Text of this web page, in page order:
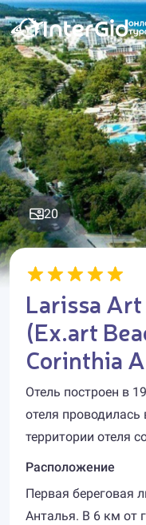
20
Larissa
(Ex.art
Corinthia
Отель построен в
отеля
территории отеля
Расположение
Первая береговая
Анталья. В 6 км от